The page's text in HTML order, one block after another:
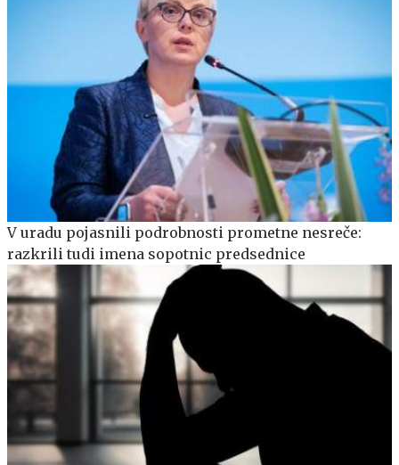
V uradu pojasnili podrobnosti prometne nesreče:
razkrili tudi imena sopotnic predsednice